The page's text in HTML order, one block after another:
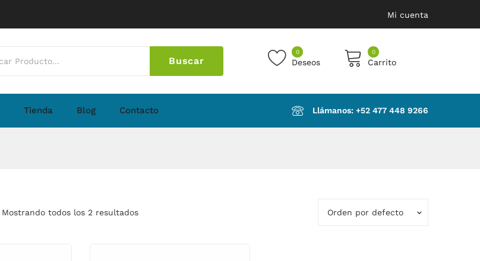
Mi cuenta
Buscar
0
Deseos
0
Carrito
No products in the cart.
Tienda Blog Contacto Llámanos: ‪+52 477 448 9266‬
Mostrando todos los 2 resultados Orden por defecto